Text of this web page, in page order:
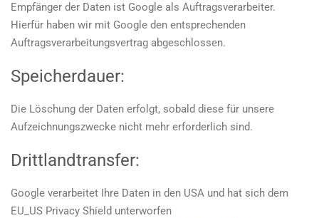
Empfänger der Daten ist Google als Auftragsverarbeiter.
Hierfür haben wir mit Google den entsprechenden
Auftragsverarbeitungsvertrag abgeschlossen.
Speicherdauer:
Die Löschung der Daten erfolgt, sobald diese für unsere
Aufzeichnungszwecke nicht mehr erforderlich sind.
Drittlandtransfer:
Google verarbeitet Ihre Daten in den USA und hat sich dem
EU_US Privacy Shield unterworfen